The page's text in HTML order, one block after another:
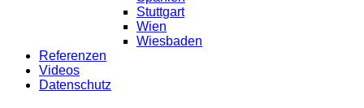
Stuttgart
Wien
Wiesbaden
Referenzen
Videos
Datenschutz